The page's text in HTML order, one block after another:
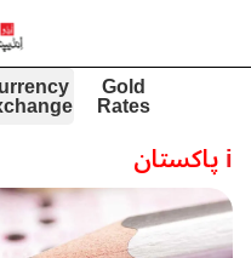
Gold
Rates
iپاکستان